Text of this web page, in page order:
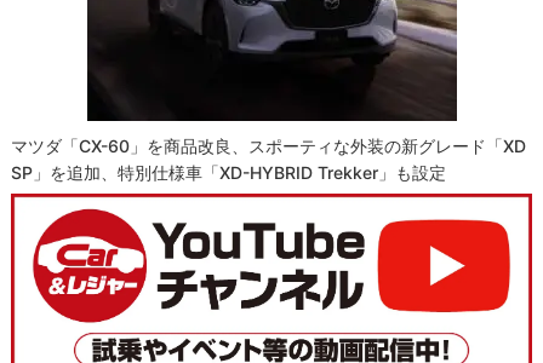
マツダ「CX-60」を商品改良、スポーティな外装の新グレード「XD
SP」を追加、特別仕様車「XD-HYBRID Trekker」も設定